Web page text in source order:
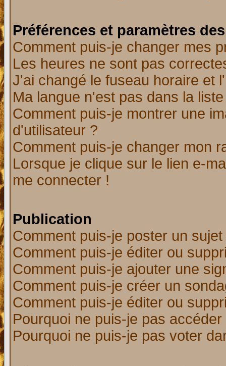
Préférences et paramètres
Comment puis-je changer mes
Les heures ne sont pas
J'ai changé le fuseau horaire et
Ma langue n'est pas dans la
Comment puis-je montrer une
d'utilisateur ?
Comment puis-je changer mon
Lorsque je clique sur le lien e-
me connecter !
Publication
Comment puis-je poster un
Comment puis-je éditer ou
Comment puis-je ajouter une
Comment puis-je créer un
Comment puis-je éditer ou
Pourquoi ne puis-je pas
Pourquoi ne puis-je pas voter